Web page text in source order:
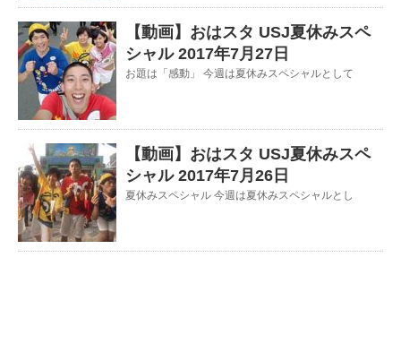
【動画】おはスタ USJ夏休みスペ
シャル 2017年7月27日
お題は「感動」 今週は夏休みスペシャルとして
【動画】おはスタ USJ夏休みスペ
シャル 2017年7月26日
夏休みスペシャル 今週は夏休みスペシャルとし